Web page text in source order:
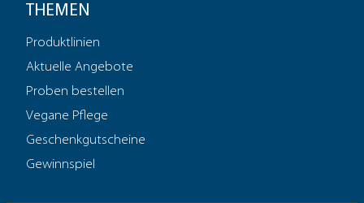
THEMEN
Produktlinien
Aktuelle Angebote
Proben bestellen
Vegane Pflege
Geschenkgutscheine
Gewinnspiel